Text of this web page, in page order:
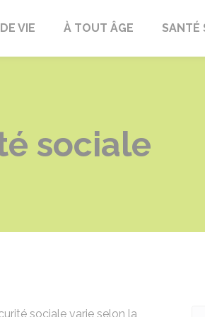
VIE À TOUT ÂGE SANTÉ
sociale
sociale varie selon la